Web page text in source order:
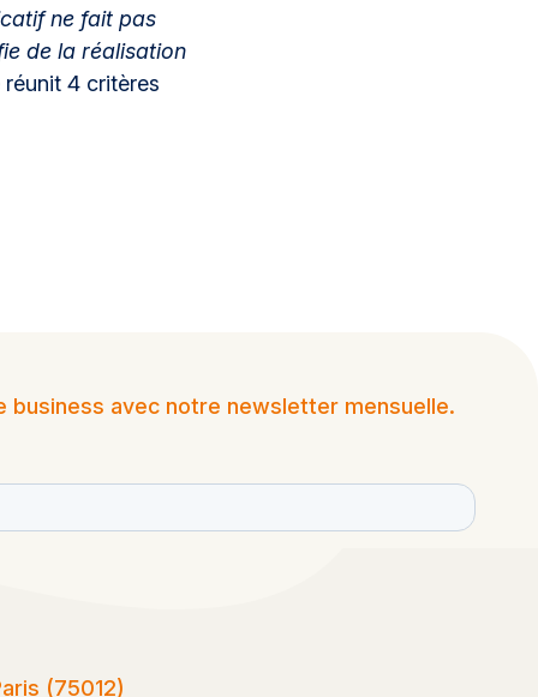
ne fait pas
de la réalisation
réunit 4 critères
business avec notre newsletter mensuelle.
(75012)